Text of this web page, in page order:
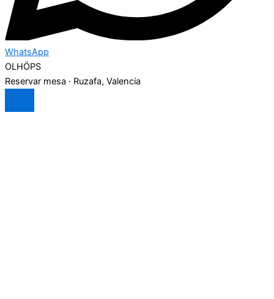
WhatsApp
OLHÖPS
Reservar mesa · Ruzafa, Valencia